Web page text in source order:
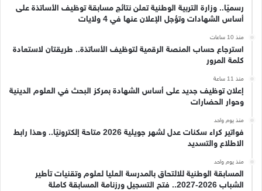
رسميًا.. وزارة التربية الوطنية تعلن نتائج مسابقة توظيف الأساتذة على
أساس الشهادات وتؤجل الإعلان عنها في 4 ولايات
منذ 10 ساعات
استرجاع حساب المنصة الرقمية لتوظيف الأساتذة.. طريقتان لاستعادة
كلمة المرور
منذ 11 ساعة
إعلان توظيف جديد على أساس الشهادة بمركز البحث في العلوم الدينية
وحوار الحضارات
منذ يوم واحد
فواتير كراء سكنات عدل لشهر جويلية 2026 متاحة إلكترونيًا.. وهذا رابط
الاطلاع والتسديد
منذ يوم واحد
المسابقة الوطنية للالتحاق بالمدرسة العليا لعلوم وتقنيات تأطير
الشباب 2026-2027.. فتح التسجيل ورزنامة المسابقة كاملة